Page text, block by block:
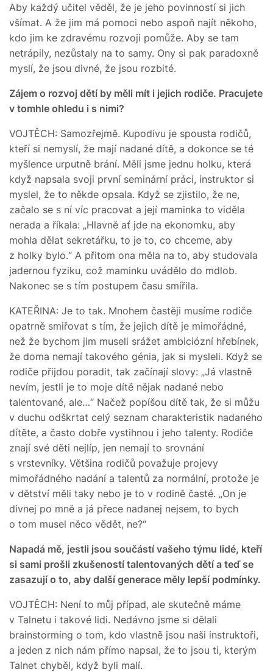
Aby každý učitel věděl, že je jeho povinností si jich
všímat. A že jim má pomoci nebo aspoň najít někoho,
kdo jim ke zdravému rozvoji pomůže. Aby se tam
netrápily, nezůstaly na to samy. Ony si pak paradoxně
myslí, že jsou divné, že jsou rozbité.
Zájem o rozvoj dětí by měli mít i jejich rodiče. Pracujete
v tomhle ohledu i s nimi?
VOJTĚCH: Samozřejmě. Kupodivu je spousta rodičů,
kteří si nemyslí, že mají nadané dítě, a dokonce se té
myšlence urputně brání. Měli jsme jednu holku, která
když napsala svoji první seminární práci, instruktor si
myslel, že to někde opsala. Když se zjistilo, že ne,
začalo se s ní víc pracovat a její maminka to viděla
nerada a říkala: „Hlavně ať jde na ekonomku, aby
mohla dělat sekretářku, to je to, co chceme, aby
z holky bylo.“ A přitom ona měla na to, aby studovala
jadernou fyziku, což maminku uvádělo do mdlob.
Nakonec se s tím postupem času smířila.
KATEŘINA: Je to tak. Mnohem častěji musíme rodiče
opatrně smiřovat s tím, že jejich dítě je mimořádné,
než že bychom jim museli srážet ambiciózní hřebínek,
že doma nemají takového génia, jak si mysleli. Když se
rodiče přijdou poradit, tak začínají slovy: „Já vlastně
nevím, jestli je to moje dítě nějak nadané nebo
talentované, ale…“ Načež popíšou dítě tak, že si můžu
v duchu odškrtat celý seznam charakteristik nadaného
dítěte, a často dobře vystihnou i jeho talenty. Rodiče
znají své děti nejlíp, jen nemají to srovnání
s vrstevníky. Většina rodičů považuje projevy
mimořádného nadání a talentů za normální, protože je
v dětství měli taky nebo je to v rodině časté. „On je
divnej po mně a já přece nadanej nejsem, to bych
o tom musel něco vědět, ne?“
Napadá mě, jestli jsou součástí vašeho týmu lidé, kteří
si sami prošli zkušeností talentovaných dětí a teď se
zasazují o to, aby další generace měly lepší podmínky.
VOJTĚCH: Není to můj případ, ale skutečně máme
v Talnetu i takové lidi. Nedávno jsme si dělali
brainstorming o tom, kdo vlastně jsou naši instruktoři,
a jeden z nich nám přímo napsal, že to jsou ti, kterým
Talnet chyběl, když byli malí.